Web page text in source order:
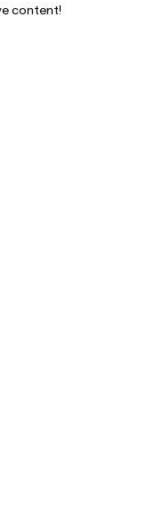
content!